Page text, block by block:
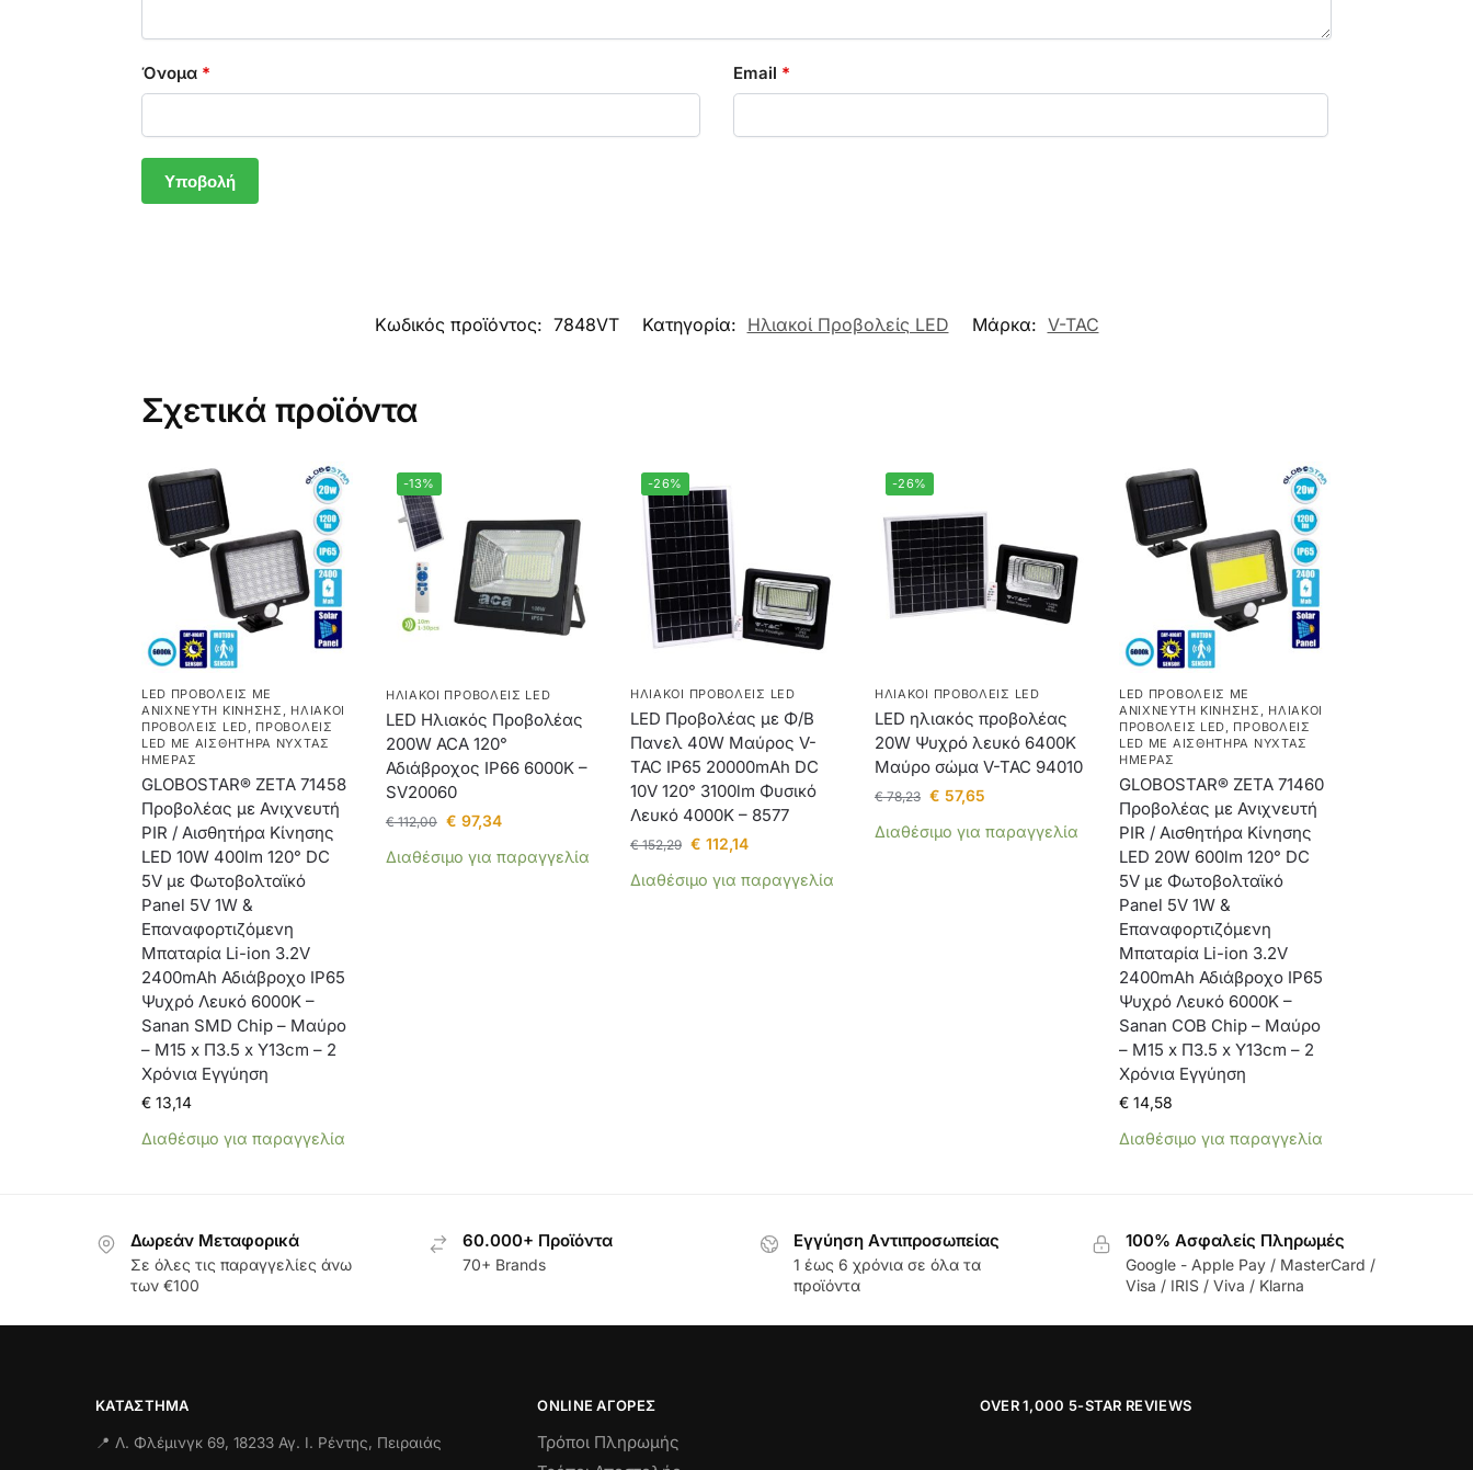
Όνομα * Email *
Κωδικός προϊόντος: 7848VT Κατηγορία: Ηλιακοί Προβολείς LED Μάρκα: V-TAC
Σχετικά προϊόντα
LED ΠΡΟΒΟΛΕΊΣ ΜΕ
ΑΝΙΧΝΕΥΤΉ ΚΊΝΗΣΗΣ
ΗΛΙΑΚΟΊ
ΠΡΟΒΟΛΕΊΣ LED
ΠΡΟΒΟΛΕΊΣ
LED ΜΕ ΑΙΣΘΗΤΉΡΑ ΝΎΧΤΑΣ
ΗΜΈΡΑΣ
GLOBOSTAR® ZETA 71458
Προβολέας με Ανιχνευτή
PIR / Αισθητήρα Κίνησης
LED 10W 400lm 120° DC
5V με Φωτοβολταϊκό
Panel 5V 1W &
Επαναφορτιζόμενη
Μπαταρία Li-ion 3.2V
2400mAh Αδιάβροχο IP65
Ψυχρό Λευκό 6000K –
Sanan SMD Chip – Μαύρο
– Μ15 x Π3.5 x Υ13cm – 2
Χρόνια Εγγύηση
€13,14
Διαθέσιμο για παραγγελία
-13%
ΗΛΙΑΚΟΊ ΠΡΟΒΟΛΕΊΣ LED
LED Ηλιακός Προβολέας
200W ACA 120°
Αδιάβροχος IP66 6000K –
SV20060
€112,00 € 97,34
Διαθέσιμο για παραγγελία
-26%
ΗΛΙΑΚΟΊ ΠΡΟΒΟΛΕΊΣ LED
LED Προβολέας με Φ/Β
Πανελ 40W Μαύρος V-
TAC IP65 20000mAh DC
10V 120° 3100lm Φυσικό
Λευκό 4000K – 8577
€152,29 € 112,14
Διαθέσιμο για παραγγελία
-26%
ΗΛΙΑΚΟΊ ΠΡΟΒΟΛΕΊΣ LED
LED ηλιακός προβολέας
20W Ψυχρό λευκό 6400K
Μαύρο σώμα V-TAC 94010
€78,23 € 57,65
Διαθέσιμο για παραγγελία
LED ΠΡΟΒΟΛΕΊΣ ΜΕ
ΑΝΙΧΝΕΥΤΉ ΚΊΝΗΣΗΣ
ΗΛΙΑΚΟΊ
ΠΡΟΒΟΛΕΊΣ LED
ΠΡΟΒΟΛΕΊΣ
LED ΜΕ ΑΙΣΘΗΤΉΡΑ ΝΎΧΤΑΣ
ΗΜΈΡΑΣ
GLOBOSTAR® ZETA 71460
Προβολέας με Ανιχνευτή
PIR / Αισθητήρα Κίνησης
LED 20W 600lm 120° DC
5V με Φωτοβολταϊκό
Panel 5V 1W &
Επαναφορτιζόμενη
Μπαταρία Li-ion 3.2V
2400mAh Αδιάβροχο IP65
Ψυχρό Λευκό 6000K –
Sanan COB Chip – Μαύρο
– Μ15 x Π3.5 x Υ13cm – 2
Χρόνια Εγγύηση
€14,58
Διαθέσιμο για παραγγελία
Δωρεάν Μεταφορικά
Σε όλες τις παραγγελίες άνω
των €100
60.000+ Προϊόντα
70+ Brands
Εγγύηση Aντιπροσωπείας
1 έως 6 χρόνια σε όλα τα
προϊόντα
100% Ασφαλείς Πληρωμές
Google - Apple Pay / MasterCard /
Visa / IRIS / Viva / Klarna
ΚΑΤΆΣΤΗΜΑ
📍 Λ. Φλέμινγκ 69, 18233 Αγ. Ι. Ρέντης, Πειραιάς
ONLINE ΑΓΟΡΕΣ
Τρόποι Πληρωμής
OVER 1,000 5-STAR REVIEWS